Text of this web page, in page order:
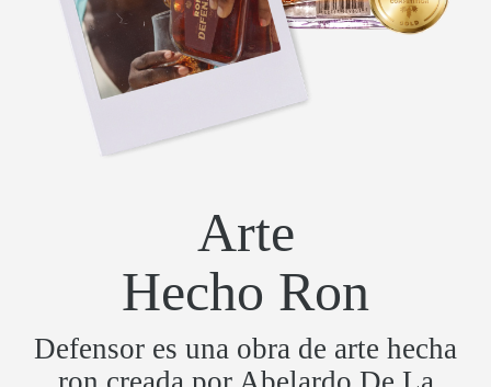
Arte
Hecho Ron
Defensor es una obra de arte hecha